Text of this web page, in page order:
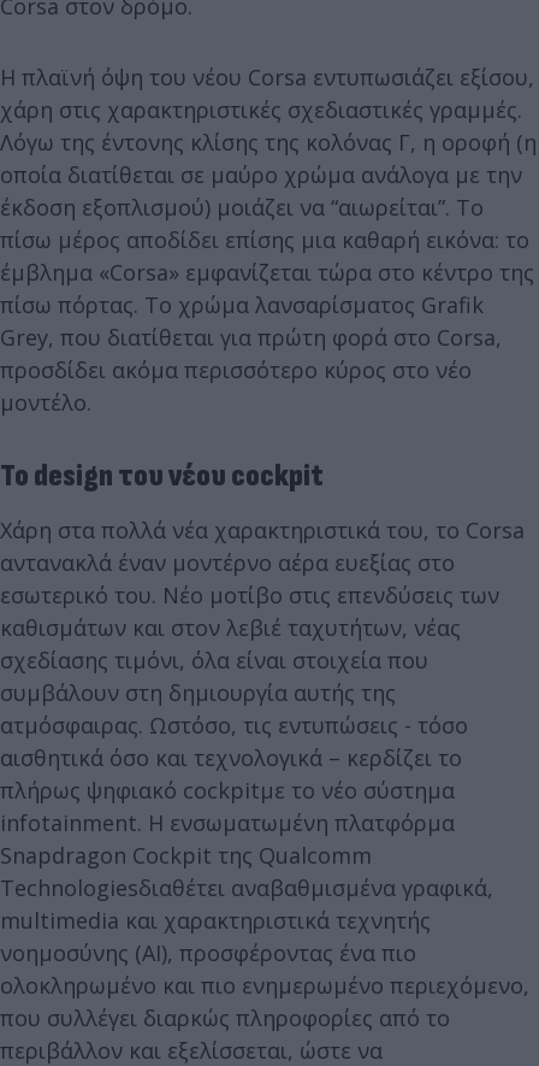
Η πλαϊνή όψη του νέου Corsa εντυπωσιάζει εξίσου,
χάρη στις χαρακτηριστικές σχεδιαστικές γραμμές.
Λόγω της έντονης κλίσης της κολόνας Γ, η οροφή (η
οποία διατίθεται σε μαύρο χρώμα ανάλογα με την
έκδοση εξοπλισμού) μοιάζει να “αιωρείται”. Το
πίσω μέρος αποδίδει επίσης μια καθαρή εικόνα: το
έμβλημα «Corsa» εμφανίζεται τώρα στο κέντρο της
πίσω πόρτας. Το χρώμα λανσαρίσματος Grafik
Grey, που διατίθεται για πρώτη φορά στο Corsa,
προσδίδει ακόμα περισσότερο κύρος στο νέο
μοντέλο.
Το design του νέου cockpit
Χάρη στα πολλά νέα χαρακτηριστικά του, το Corsa
αντανακλά έναν μοντέρνο αέρα ευεξίας στο
εσωτερικό του. Νέο μοτίβο στις επενδύσεις των
καθισμάτων και στον λεβιέ ταχυτήτων, νέας
σχεδίασης τιμόνι, όλα είναι στοιχεία που
συμβάλουν στη δημιουργία αυτής της
ατμόσφαιρας. Ωστόσο, τις εντυπώσεις - τόσο
αισθητικά όσο και τεχνολογικά – κερδίζει το
πλήρως ψηφιακό cockpitμε το νέο σύστημα
infotainment. Η ενσωματωμένη πλατφόρμα
Snapdragon Cockpit της Qualcomm
Technologiesδιαθέτει αναβαθμισμένα γραφικά,
multimedia και χαρακτηριστικά τεχνητής
νοημοσύνης (AI), προσφέροντας ένα πιο
ολοκληρωμένο και πιο ενημερωμένο περιεχόμενο,
που συλλέγει διαρκώς πληροφορίες από το
περιβάλλον και εξελίσσεται, ώστε να